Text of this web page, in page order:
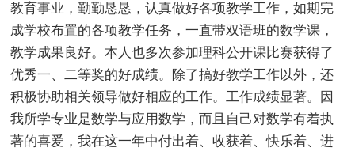
教育事业，勤勤恳恳，认真做好各项教学工作，如期完
成学校布置的各项教学任务，一直带双语班的数学课，
教学成果良好。本人也多次参加理科公开课比赛获得了
优秀一、二等奖的好成绩。除了搞好教学工作以外，还
积极协助相关领导做好相应的工作。工作成绩显著。因
我所学专业是数学与应用数学，而且自己对数学有着执
著的喜爱，我在这一年中付出着、收获着、快乐着、进